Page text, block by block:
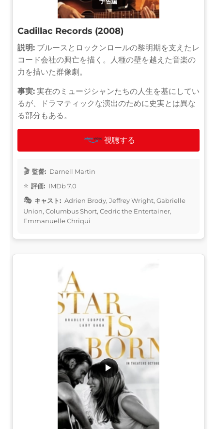
Cadillac Records (2008)
説明: ブルースとロックンロールの黎明期を支えたレ
コード会社の興亡を描く。人種の壁を越えた音楽の
力を描いた群像劇。
事実: 実在のミュージシャンたちの人生を基にしてい
るが、ドラマティックな演出のために史実とは異な
る部分もある。
視聴する
監督: Darnell Martin
評価: IMDb 7.0
キャスト: Adrien Brody, Jeffrey Wright, Gabrielle
Union, Columbus Short, Cedric the Entertainer,
Emmanuelle Chriqui
▶